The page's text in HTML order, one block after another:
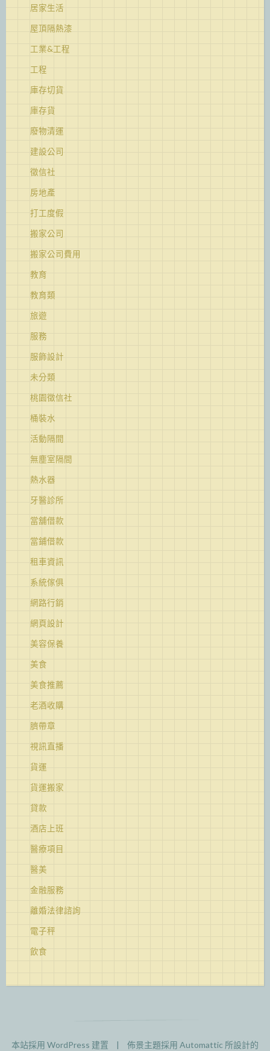
居家生活
屋頂隔熱漆
工業&工程
工程
庫存切貨
庫存貨
廢物清運
建設公司
徵信社
房地產
打工度假
搬家公司
搬家公司費用
教育
教育類
旅遊
服務
服飾設計
未分類
桃園徵信社
桶裝水
活動隔間
無塵室隔間
熱水器
牙醫診所
當舖借款
當鋪借款
租車資訊
系統傢俱
網路行銷
網頁設計
美容保養
美食
美食推薦
老酒收購
臍帶章
視訊直播
貨運
貨運搬家
貸款
酒店上班
醫療項目
醫美
金融服務
離婚法律諮詢
電子秤
飲食
本站採用 WordPress 建置 佈景主題採用 Automattic 所設計的